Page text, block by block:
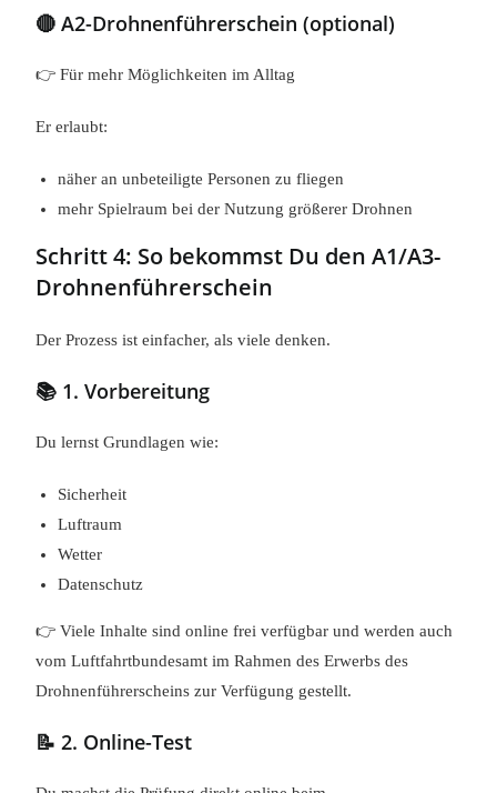
🔴 A2-Drohnenführerschein (optional)
👉 Für mehr Möglichkeiten im Alltag
Er erlaubt:
näher an unbeteiligte Personen zu fliegen
mehr Spielraum bei der Nutzung größerer Drohnen
Schritt 4: So bekommst Du den A1/A3-
Drohnenführerschein
Der Prozess ist einfacher, als viele denken.
📚 1. Vorbereitung
Du lernst Grundlagen wie:
Sicherheit
Luftraum
Wetter
Datenschutz
👉 Viele Inhalte sind online frei verfügbar und werden auch
vom Luftfahrtbundesamt im Rahmen des Erwerbs des
Drohnenführerscheins zur Verfügung gestellt.
📝 2. Online-Test